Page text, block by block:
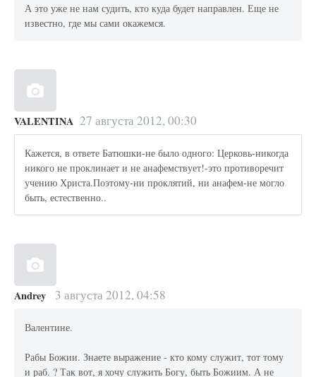
А это уже не нам судить, кто куда будет направлен. Еще не
известно, где мы сами окажемся.
VALENTINA 27 августа 2012, 00:30
Кажется, в ответе Батюшки-не было одного: Церковь-никогда
никого не проклинает и не анафемствует!-это противоречит
учению Христа.Поэтому-ни проклятий, ни анафем-не могло
быть, естественно..
Andrey 3 августа 2012, 04:58
Валентине.
Рабы Божии. Знаете выражение - кто кому служит, тот тому
и раб. ? Так вот, я хочу служить Богу, быть Божиим. А не